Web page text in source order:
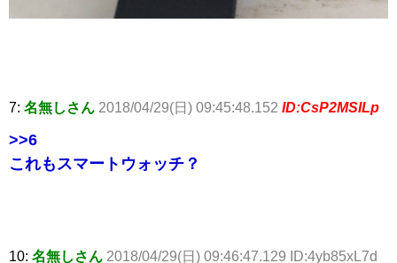
7: 名無しさん 2018/04/29(日) 09:45:48.152 ID:CsP2MSILp
>>6
これもスマートウォッチ？
10: 名無しさん 2018/04/29(日) 09:46:47.129 ID:4yb85xL7d